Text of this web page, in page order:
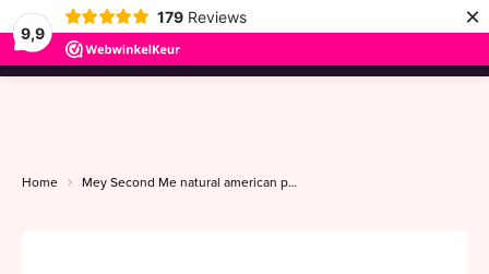
9,9
179 Reviews ×
menu
Home Mey Second Me natural american pants S-XL rubin